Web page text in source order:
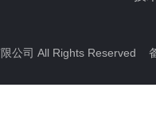
公司 All Rights Reserved